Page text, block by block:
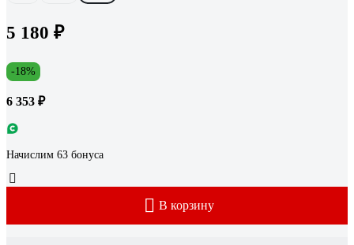
5 180 ₽
-18%
6 353 ₽
Начислим 63 бонуса
В корзину